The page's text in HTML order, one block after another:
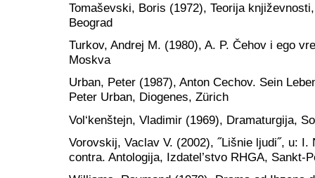
Tomaševski, Boris (1972), Teorija
Beograd
Turkov, Andrej M. (1980), A. P. Čehov i ego
Moskva
Urban, Peter (1987), Anton Cechov. Sein
Peter Urban, Diogenes, Zürich
Vol‘kenštejn, Vladimir (1969), Dramaturgija,
Vorovskij, Vaclav V. (2002), ˝Lišnie ljudi˝, u:
contra. Antologija, Izdatel’stvo RHGA, Sankt-